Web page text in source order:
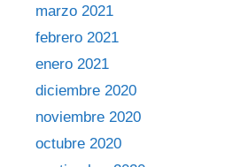
marzo 2021
febrero 2021
enero 2021
diciembre 2020
noviembre 2020
octubre 2020